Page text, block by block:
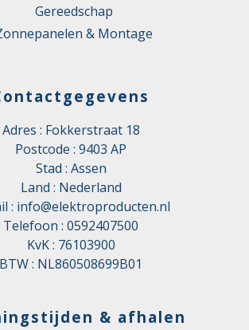
Gereedschap
& Montage
Adres : Fokkerstraat 18
Postcode : 9403 AP
Stad : Assen
Land : Nederland
: info@elektroproducten.nl
Telefoon : 0592407500
KvK : 76103900
BTW : NL860508699B01
& afhalen